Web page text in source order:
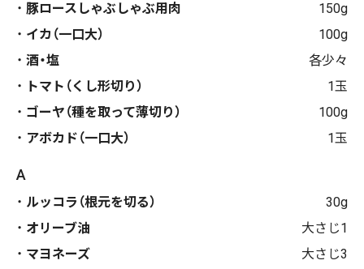
豚ロースしゃぶしゃぶ用肉
150g
イカ（一口大）
100g
酒・塩
各少々
トマト（くし形切り）
1玉
ゴーヤ（種を取って薄切り）
100g
アボカド（一口大）
1玉
A
ルッコラ（根元を切る）
30g
オリーブ油
大さじ1
マヨネーズ
大さじ3